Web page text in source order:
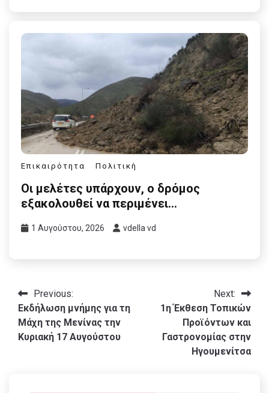
Επικαιρότητα Πολιτική
Οι μελέτες υπάρχουν, ο δρόμος
εξακολουθεί να περιμένει…
1 Αυγούστου, 2026 vdella vd
Πλοήγηση
άρθρων
Previous:
Εκδήλωση μνήμης για τη
Μάχη της Μενίνας την
Κυριακή 17 Αυγούστου
Next:
1η Έκθεση Τοπικών
Προϊόντων και
Γαστρονομίας στην
Ηγουμενίτσα